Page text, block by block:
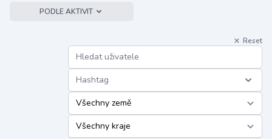
PODLE AKTIVIT
Reset
Hashtag